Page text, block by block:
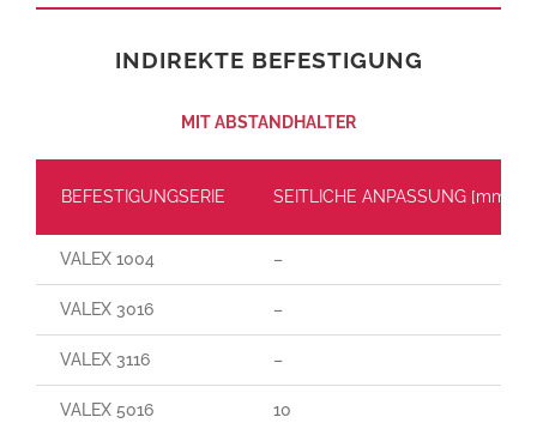
INDIREKTE BEFESTIGUNG
MIT ABSTANDHALTER
BEFESTIGUNGSERIE SEITLICHE ANPASSUNG [mm]
VALEX 1004 –
VALEX 3016 –
VALEX 3116 –
VALEX 5016 10